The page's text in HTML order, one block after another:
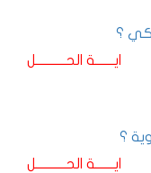
؟
ايـــــــة الحـــــــــــل
؟
ايـــــــة الحـــــــــــل